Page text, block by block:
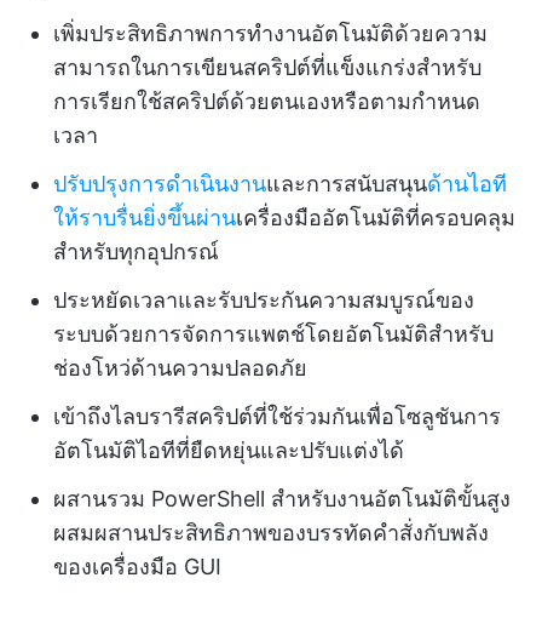
เพิ่มประสิทธิภาพการทำงานอัตโนมัติด้วยความ
สามารถในการเขียนสคริปต์ที่แข็งแกร่งสำหรับ
การเรียกใช้สคริปต์ด้วยตนเองหรือตามกำหนด
เวลา
ปรับปรุงการดำเนินงานและการสนับสนุนด้านไอที
ให้ราบรื่นยิ่งขึ้นผ่านเครื่องมืออัตโนมัติที่ครอบคลุม
สำหรับทุกอุปกรณ์
ประหยัดเวลาและรับประกันความสมบูรณ์ของ
ระบบด้วยการจัดการแพตช์โดยอัตโนมัติสำหรับ
ช่องโหว่ด้านความปลอดภัย
เข้าถึงไลบรารีสคริปต์ที่ใช้ร่วมกันเพื่อโซลูชันการ
อัตโนมัติไอทีที่ยืดหยุ่นและปรับแต่งได้
ผสานรวม PowerShell สำหรับงานอัตโนมัติขั้นสูง
ผสมผสานประสิทธิภาพของบรรทัดคำสั่งกับพลัง
ของเครื่องมือ GUI